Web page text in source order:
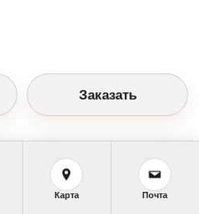
календарь
(24 Февраля по старому
Заказать
Карта Почта